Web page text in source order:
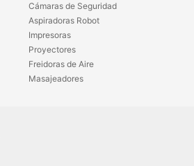
Cámaras de Seguridad
Aspiradoras Robot
Impresoras
Proyectores
Freidoras de Aire
Masajeadores